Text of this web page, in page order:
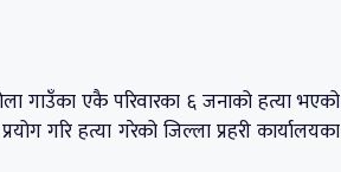
गाउँका एकै परिवारका ६ जनाको हत्या भएको
गरि हत्या गरेको जिल्ला प्रहरी कार्यालयका